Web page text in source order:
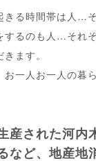
る時間帯は人…そ
するのも人…それ
ます。
お一人お一人の暮
産された河内
など、地産地